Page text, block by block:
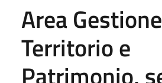
Area Gestione
Territorio e